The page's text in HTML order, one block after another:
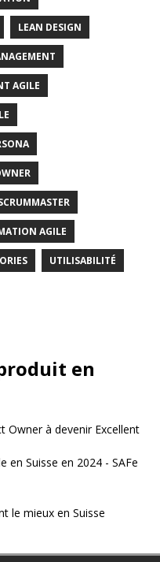
LEAN DESIGN
AGILE
AGILE
UTILISABILITÉ
en
Owner à devenir Excellent
en Suisse en 2024 - SAFe
le mieux en Suisse